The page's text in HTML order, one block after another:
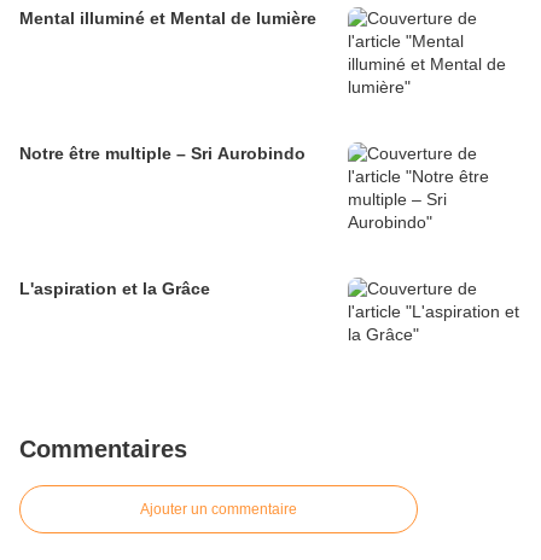
Mental illuminé et Mental de lumière
Notre être multiple – Sri Aurobindo
L'aspiration et la Grâce
Commentaires
Ajouter un commentaire